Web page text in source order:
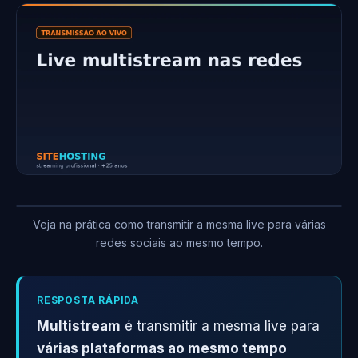
Veja na prática como transmitir a mesma live para várias
redes sociais ao mesmo tempo.
RESPOSTA RÁPIDA
Multistream é transmitir a mesma live para
várias plataformas ao mesmo tempo